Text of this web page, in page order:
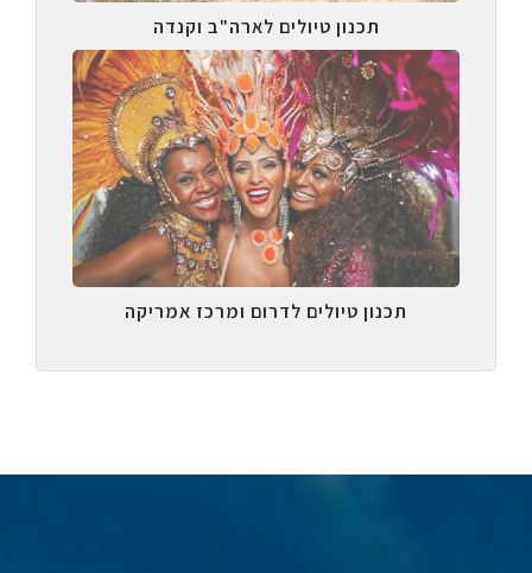
תכנון טיולים לארה"ב וקנדה
תכנון טיולים לדרום ומרכז אמריקה